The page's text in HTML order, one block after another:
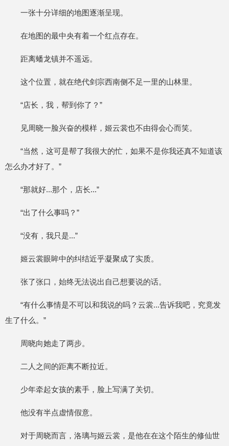
一张十分详细的地图逐渐呈现。
在地图的最中央有着一个红点存在。
距离蟠龙镇并不遥远。
这个位置，就在绝代剑宗西南侧不足一里的山林里。
“店长，我，帮到你了？”
见周晓一脸兴奋的模样，姬云裳也不由得会心而笑。
“当然，这可是帮了我很大的忙，如果不是你我还真不知道该
怎么办才好了。”
“那就好...那个，店长...”
“出了什么事吗？”
“没有，我只是...”
姬云裳眼眸中的纠结近乎凝聚成了实质。
张了张口，始终无法说出自己想要说的话。
“有什么事情是不可以和我说的吗？云裳...告诉我吧，究竟发
生了什么。”
周晓向她走了两步。
二人之间的距离不断拉近。
少年牵起女孩的素手，脸上写满了关切。
他没有半点虚情假意。
对于周晓而言，洛璃与姬云裳，是他在在这个陌生的修仙世